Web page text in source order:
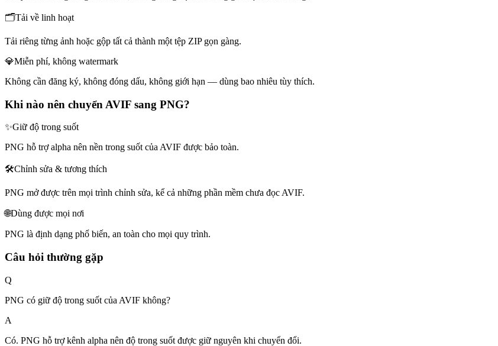
🗂️Tải về linh hoạt
Tải riêng từng ảnh hoặc gộp tất cả thành một tệp ZIP gọn gàng.
💎Miễn phí, không watermark
Không cần đăng ký, không đóng dấu, không giới hạn — dùng bao nhiêu tùy thích.
Khi nào nên chuyển AVIF sang PNG?
✨Giữ độ trong suốt
PNG hỗ trợ alpha nên nền trong suốt của AVIF được bảo toàn.
🛠️Chỉnh sửa & tương thích
PNG mở được trên mọi trình chỉnh sửa, kể cả những phần mềm chưa đọc AVIF.
🌐Dùng được mọi nơi
PNG là định dạng phổ biến, an toàn cho mọi quy trình.
Câu hỏi thường gặp
Q
PNG có giữ độ trong suốt của AVIF không?
A
Có. PNG hỗ trợ kênh alpha nên độ trong suốt được giữ nguyên khi chuyển đổi.